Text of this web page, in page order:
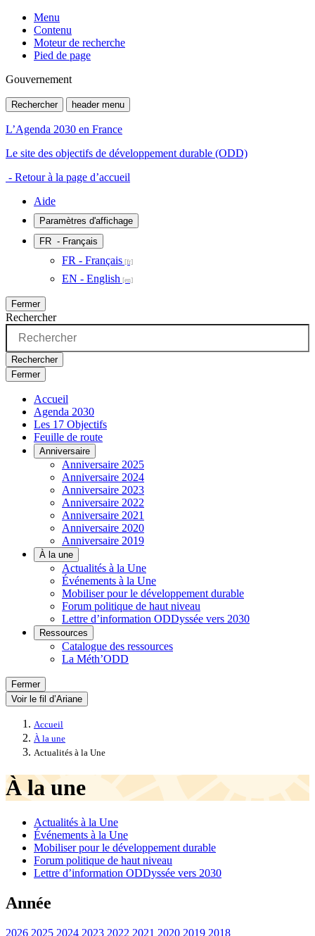
Menu
Contenu
Moteur de recherche
Pied de page
Gouvernement
Rechercher header menu
L’Agenda 2030 en France
Le site des objectifs de développement durable (ODD)
- Retour à la page d’accueil
Aide
Paramètres d'affichage
FR - Français
FR - Français
EN - English
Fermer
Rechercher
Rechercher
Fermer
Accueil
Agenda 2030
Les 17 Objectifs
Feuille de route
Anniversaire
Anniversaire 2025
Anniversaire 2024
Anniversaire 2023
Anniversaire 2022
Anniversaire 2021
Anniversaire 2020
Anniversaire 2019
À la une
Actualités à la Une
Événements à la Une
Mobiliser pour le développement durable
Forum politique de haut niveau
Lettre d’information ODDyssée vers 2030
Ressources
Catalogue des ressources
La Méth’ODD
Fermer
Voir le fil d’Ariane
Accueil
À la une
Actualités à la Une
À la une
Actualités à la Une
Événements à la Une
Mobiliser pour le développement durable
Forum politique de haut niveau
Lettre d’information ODDyssée vers 2030
Année
2026 2025 2024 2023 2022 2021 2020 2019 2018